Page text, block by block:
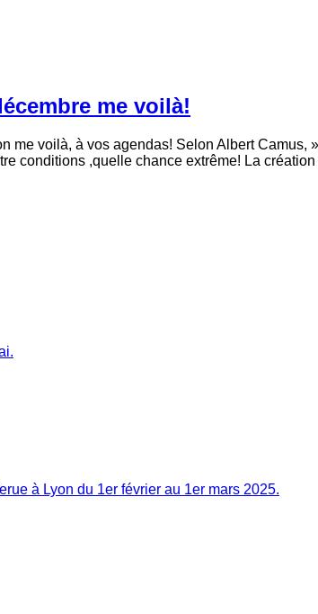
me voilà!
voilà, à vos agendas! Selon Albert Camus,
conditions ,quelle chance extrême! La
à Lyon du 1er février au 1er mars 2025.